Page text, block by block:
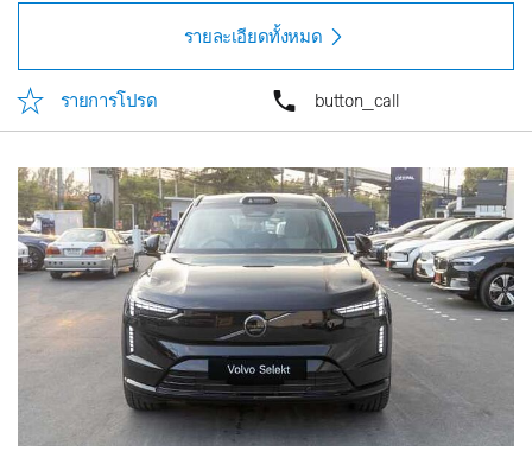
รายละเอียดทั้งหมด
รายการโปรด button_call